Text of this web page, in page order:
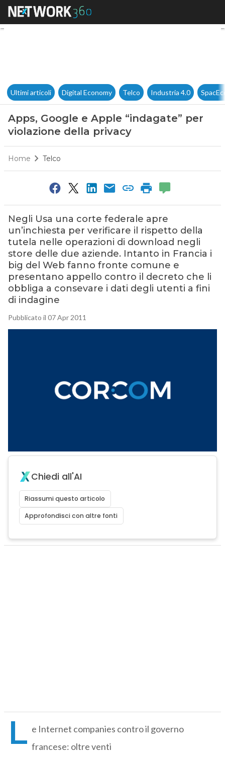
Apps, Google e Apple
Ultimi articoli Digital Economy Telco Industria 4.0
Apps, Google e Apple “indagate” per
violazione della privacy
Home Telco
Negli Usa una corte federale apre
un’inchiesta per verificare il rispetto della
tutela nelle operazioni di download negli
store delle due aziende. Intanto in Francia i
big del Web fanno fronte comune e
presentano appello contro il decreto che li
obbliga a consevare i dati degli utenti a fini
di indagine
Pubblicato il 07 Apr 2011
Chiedi all'AI
Riassumi questo articolo
Approfondisci con altre fonti
L e Internet companies contro il governo
francese: oltre venti